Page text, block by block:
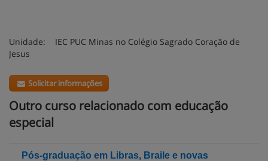
Unidade: IEC PUC Minas no Colégio Sagrado Coração de
Jesus
Solicitar informações
Outro curso relacionado com educação
especial
Pós-graduação em Libras, Braile e novas